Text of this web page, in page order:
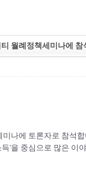
월례정책세미나에 참
나에 토론자로 참석
'을 중심으로 많은 이